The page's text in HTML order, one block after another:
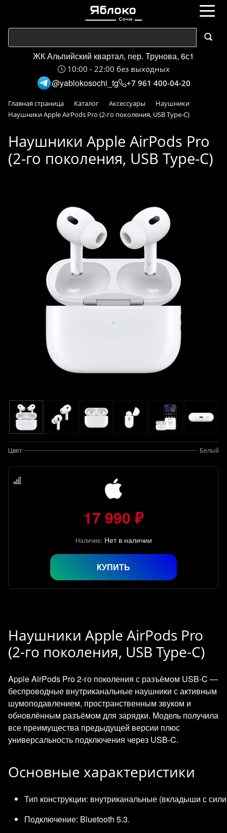
ЖК Альпийский квартал, пер. Трунова, 6с1
10:00 - 22:00 без выходных
@yablokosochi_tg +7 961 400-04-20
Главная страница Каталог Аксессуары
Наушники
Наушники Apple AirPods Pro (2-го поколения, USB Type-C)
Наушники Apple AirPods Pro
(2-го поколения, USB Type-C)
Цвет Белый
17 990 ₽
Наличие: Нет в наличии
КУПИТЬ
Наушники Apple AirPods Pro
(2-го поколения, USB Type-C)
Apple AirPods Pro 2‑го поколения с разъёмом USB‑C —
беспроводные внутриканальные наушники с активным
шумоподавлением, пространственным звуком и
обновлённым разъёмом для зарядки. Модель получила
все преимущества предыдущей версии плюс
универсальность подключения через USB‑C.
Основные характеристики
Тип конструкции: внутриканальные (вкладыши с
Подключение: Bluetooth 5.3.